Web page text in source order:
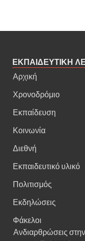
ΕΚΠΑΙΔΕΥΤΙΚΗ
Αρχική
Χρονοδρόμιο
Εκπαίδευση
Κοινωνία
Διεθνή
Εκπαιδευτικό υλικό
Πολιτισμός
Εκδηλώσεις
Φάκελοι
Ανδιαρθρώσεις